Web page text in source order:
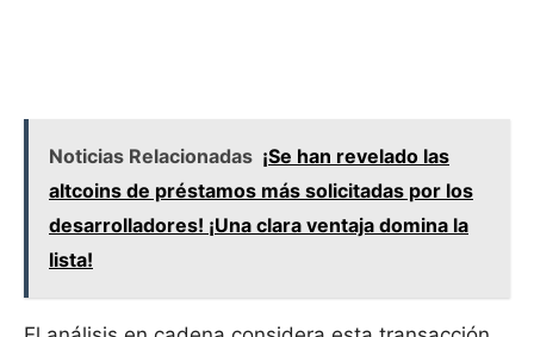
Noticias Relacionadas ¡Se han revelado las
altcoins de préstamos más solicitadas por los
desarrolladores! ¡Una clara ventaja domina la
lista!